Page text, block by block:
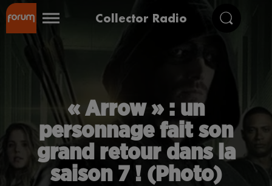
Collector Radio
« Arrow » : un
personnage fait son
grand retour dans la
saison 7 ! (Photo)